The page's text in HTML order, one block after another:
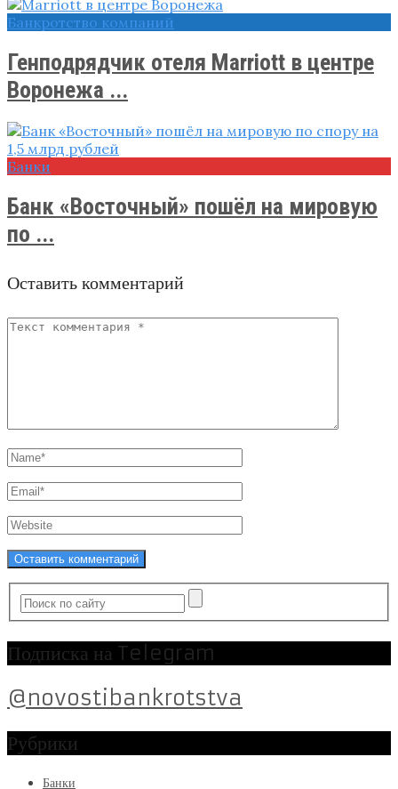
Банкротство компаний
Генподрядчик отеля Marriott в центре
Воронежа ...
Банки
Банк «Восточный» пошёл на мировую
по ...
Оставить комментарий
Подписка на Telegram
@novostibankrotstva
Рубрики
Банки